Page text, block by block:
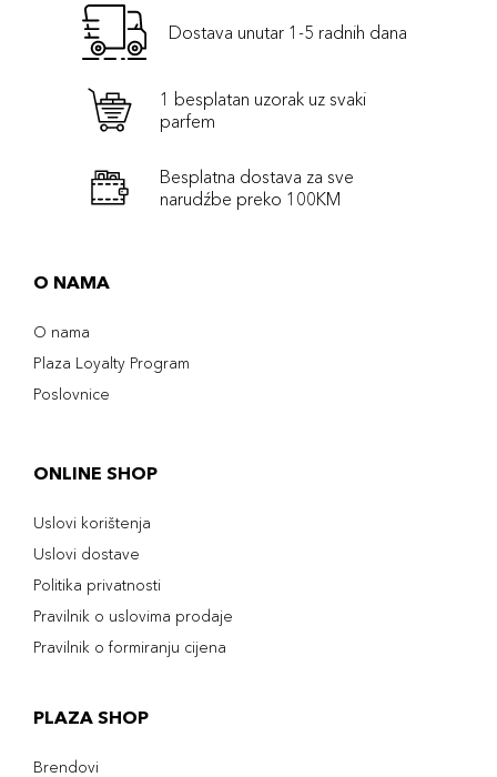
Dostava unutar 1-5 radnih dana
1 besplatan uzorak uz svaki
parfem
Besplatna dostava za sve
narudźbe preko 100KM
O NAMA
O nama
Plaza Loyalty Program
Poslovnice
ONLINE SHOP
Uslovi korištenja
Uslovi dostave
Politika privatnosti
Pravilnik o uslovima prodaje
Pravilnik o formiranju cijena
PLAZA SHOP
Brendovi